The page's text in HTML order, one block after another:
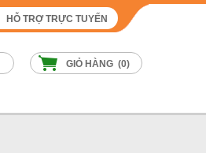
HỖ TRỢ TRỰC TUYẾN
GIỎ HÀNG (0)